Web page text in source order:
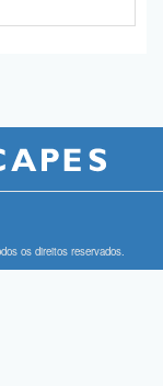
os direitos reservados.